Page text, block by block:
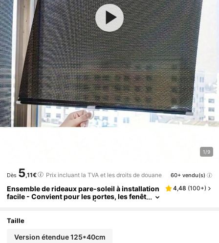
1/9
Dès 5,11€ Prix incluant la TVA et les droits de douane 60+ vendu(s)
Ensemble de rideaux pare-soleil à installation
facile - Convient pour les portes, les fenêt
res et les vitres de voiture | Protection co
ur de style classique, convient pour toutes les
oleil
4,48 (100+)
Taille
Version étendue 125*40cm